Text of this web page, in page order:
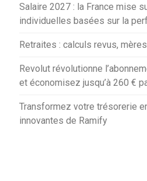
Salaire 2027 : la France mise
individuelles basées sur la
Retraites : calculs revus,
Revolut révolutionne
et économisez jusqu’à 260 €
Transformez votre trésorerie
innovantes de Ramify